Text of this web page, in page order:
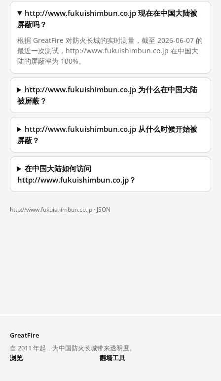
http://www.fukuishimbun.co.jp 现在在中国大陆被
屏蔽吗？
根据 GreatFire 对防火长城的实时测量，截至 2026-06-07 的
最近一次测试，http://www.fukuishimbun.co.jp 在中国大
陆的屏蔽率为 100%。
http://www.fukuishimbun.co.jp 为什么在中国大陆
被屏蔽？
http://www.fukuishimbun.co.jp 从什么时候开始被
屏蔽？
在中国大陆如何访问
http://www.fukuishimbun.co.jp？
http://www.fukuishimbun.co.jp · JSON
GreatFire
自 2011 年起，为中国防火长城带来透明度。
浏览
翻墙工具